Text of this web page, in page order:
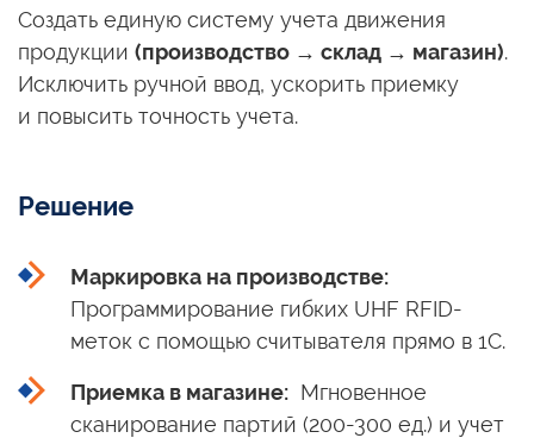
Создать единую систему учета движения
продукции (производство → склад → магазин).
Исключить ручной ввод, ускорить приемку
и повысить точность учета.
Решение
Маркировка на производстве:
Программирование гибких UHF RFID-
меток с помощью считывателя прямо в 1С.
Приемка в магазине: Мгновенное
сканирование партий (200-300 ед.) и учет